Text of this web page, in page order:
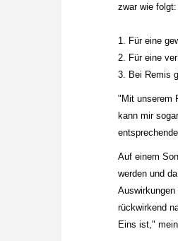
zwar wie folgt:
1. Für eine
2. Für eine
3. Bei Remis
"Mit unserem
kann mir
Auf einem
werden und
rückwirkend
Eins ist,"